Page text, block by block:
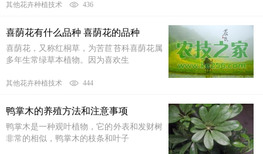
其他花卉种植技术 436
喜荫花有什么品种 喜荫花的品种
喜荫花，又称红桐草，为苦苣苔科喜荫花属
多年生常绿草本植物。因为喜欢生
其他花卉种植技术 444
鸭掌木的养殖方法和注意事项
鸭掌木是一种观叶植物，它的外表和发财树
非常的相似，鸭掌木的枝条和叶子